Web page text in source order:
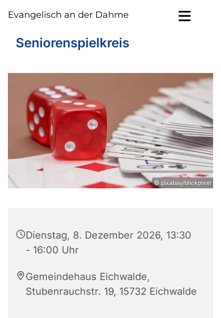
Evangelisch an der Dahme
Seniorenspielkreis
© pixabay/blickpixel
Dienstag, 8. Dezember 2026, 13:30
- 16:00 Uhr
Gemeindehaus Eichwalde,
Stubenrauchstr. 19, 15732 Eichwalde